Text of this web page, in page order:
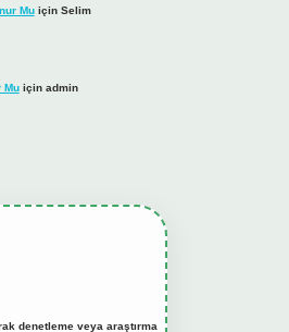
Muiçin Selim
Muiçin admin
denetleme veya araştırma